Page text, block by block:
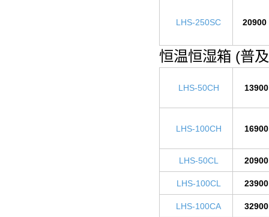
LHS-250SC 20900
恒温恒湿箱 (普
LHS-50CH 13900
LHS-100CH 16900
LHS-50CL 20900
LHS-100CL 23900
LHS-100CA 32900